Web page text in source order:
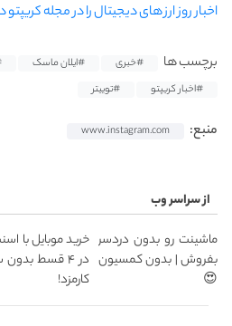
اخبار روز ارز های دیجیتال را در مجله کریپتو
برچسب ها #خبری #ایلان ماسک
#اخبار کریپتو
#توییتر
منبع: www.instagram.com
از سراسر وب
ماشینت رو بدون دردسر
بفروش | بدون کمسیون
😍
خرید موبایل با
در ۴ قسط
کارمزد!